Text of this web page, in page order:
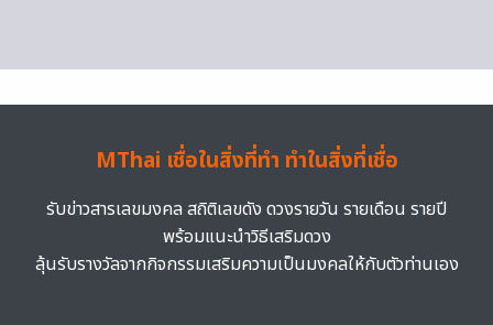
MThai เชื่อในสิ่งที่ทำ ทำในสิ่งที่เชื่อ
รับข่าวสารเลขมงคล สถิติเลขดัง ดวงรายวัน รายเดือน รายปี
พร้อมแนะนำวิธีเสริมดวง
ลุ้นรับรางวัลจากกิจกรรมเสริมความเป็นมงคลให้กับตัวท่านเอง